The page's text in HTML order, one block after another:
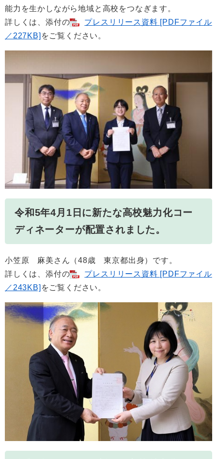
能力を生かしながら地域と高校をつなぎます。
詳しくは、添付の
プレスリリース資料 [PDFファイル
／227KB] をご覧ください。
令和5年4月1日に新たな高校魅力化コー
ディネーターが配置されました。
小笠原 麻美さん（48歳 東京都出身）です。
詳しくは、添付の
プレスリリース資料 [PDFファイル
／243KB] をご覧ください。